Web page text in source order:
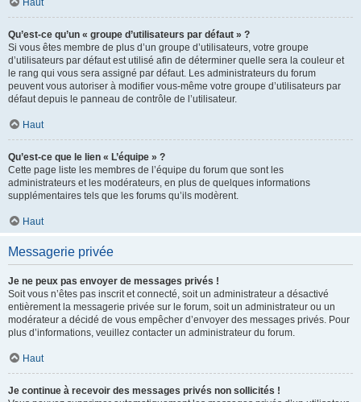
Haut
Qu’est-ce qu’un « groupe d’utilisateurs par défaut » ?
Si vous êtes membre de plus d’un groupe d’utilisateurs, votre groupe
d’utilisateurs par défaut est utilisé afin de déterminer quelle sera la couleur et
le rang qui vous sera assigné par défaut. Les administrateurs du forum
peuvent vous autoriser à modifier vous-même votre groupe d’utilisateurs par
défaut depuis le panneau de contrôle de l’utilisateur.
Haut
Qu’est-ce que le lien « L’équipe » ?
Cette page liste les membres de l’équipe du forum que sont les
administrateurs et les modérateurs, en plus de quelques informations
supplémentaires tels que les forums qu’ils modèrent.
Haut
Messagerie privée
Je ne peux pas envoyer de messages privés !
Soit vous n’êtes pas inscrit et connecté, soit un administrateur a désactivé
entièrement la messagerie privée sur le forum, soit un administrateur ou un
modérateur a décidé de vous empêcher d’envoyer des messages privés. Pour
plus d’informations, veuillez contacter un administrateur du forum.
Haut
Je continue à recevoir des messages privés non sollicités !